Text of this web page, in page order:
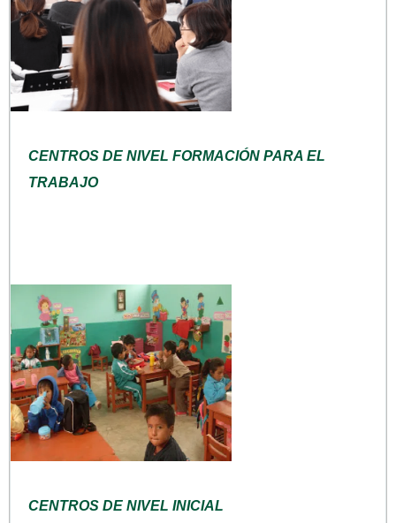
CENTROS DE NIVEL FORMACIÓN PARA EL
TRABAJO
CENTROS DE NIVEL INICIAL